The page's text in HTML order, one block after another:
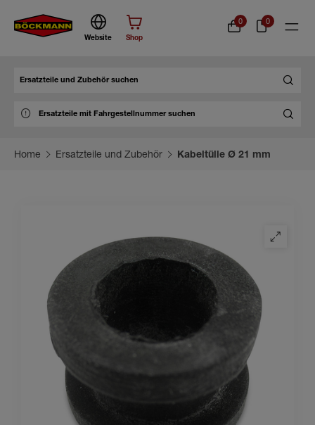
Website Shop
0 0
Home Ersatzteile und Zubehör Kabeltülle Ø 21 mm